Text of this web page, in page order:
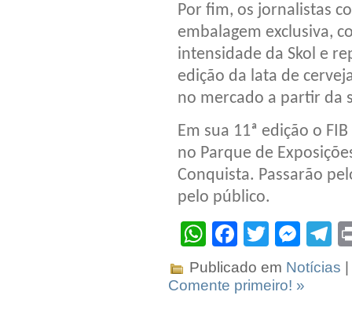
Por fim, os jornalistas
embalagem exclusiva,
intensidade da Skol e
edição da lata de
no mercado a partir da
Em sua 11ª edição o
no Parque de
Conquista. Passarão
pelo público.
WhatsApp
Facebook
Twitter
Publicado em Notícias
Comente primeiro! »